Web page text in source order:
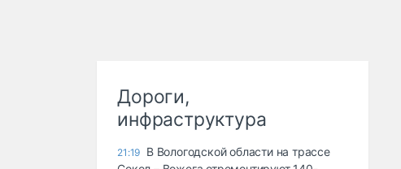
Дороги,
инфраструктура
21:19 В Вологодской области на трассе